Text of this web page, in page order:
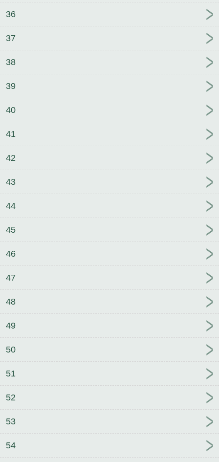
36
37
38
39
40
41
42
43
44
45
46
47
48
49
50
51
52
53
54